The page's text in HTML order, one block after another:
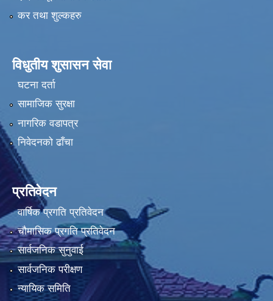
कर तथा शुल्कहरु
विधुतीय शुसासन सेवा
घटना दर्ता
सामाजिक सुरक्षा
नागरिक वडापत्र
निवेदनको ढाँचा
प्रतिवेदन
वार्षिक प्रगति प्रतिवेदन
चौमासिक प्रगति प्रतिवेदन
सार्वजनिक सुनुवाई
सार्वजनिक परीक्षण
न्यायिक समिति